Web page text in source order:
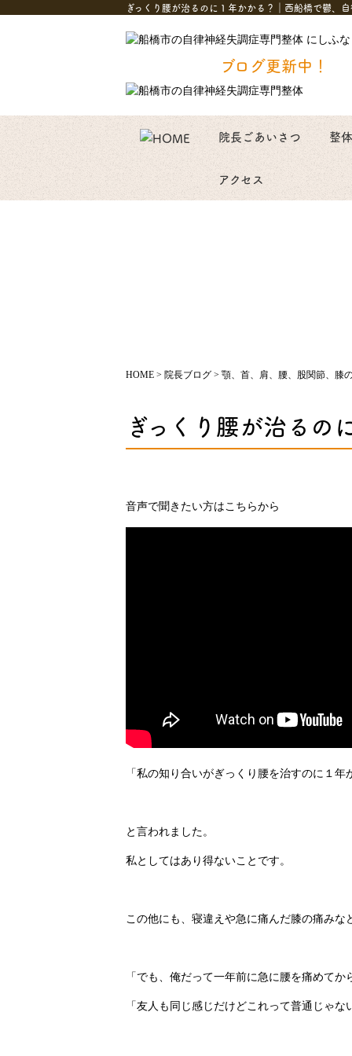
ぎっくり腰が治るのに１年かかる？｜西船橋で鬱、
ブログ更新中！
院長ごあいさつ 整
アクセス
HOME > 院長ブログ > 顎、首、肩、腰、股関節、膝
ぎっくり腰が治るの
音声で聞きたい方はこちらから
「私の知り合いがぎっくり腰を治すのに１
と言われました。
私としてはあり得ないことです。
この他にも、寝違えや急に痛んだ膝の痛み
「でも、俺だって一年前に急に腰を痛めて
「友人も同じ感じだけどこれって普通じゃな